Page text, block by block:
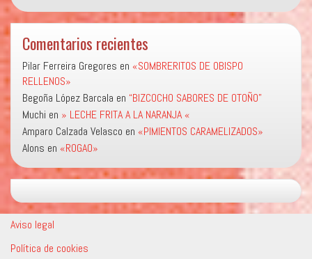
Comentarios recientes
Pilar Ferreira Gregores en «SOMBRERITOS DE OBISPO
RELLENOS»
Begoña López Barcala en “BIZCOCHO SABORES DE OTOÑO”
Muchi en » LECHE FRITA A LA NARANJA «
Amparo Calzada Velasco en «PIMIENTOS CARAMELIZADOS»
Alons en «ROGAO»
Aviso legal
Política de cookies